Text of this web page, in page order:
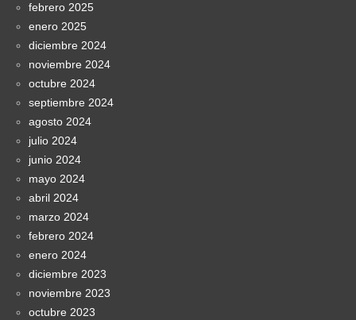
febrero 2025
enero 2025
diciembre 2024
noviembre 2024
octubre 2024
septiembre 2024
agosto 2024
julio 2024
junio 2024
mayo 2024
abril 2024
marzo 2024
febrero 2024
enero 2024
diciembre 2023
noviembre 2023
octubre 2023